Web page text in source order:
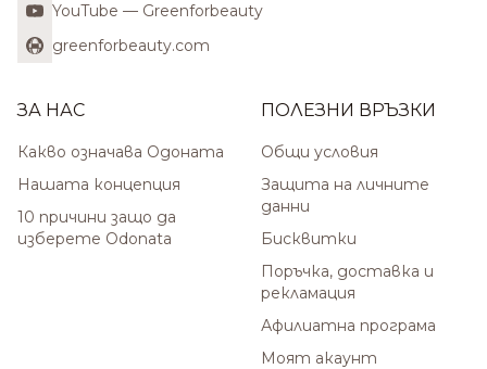
YouTube — Greenforbeauty
greenforbeauty.com
ЗА НАС
Какво означава Одоната
Нашата концепция
10 причини защо да
изберете Odonata
ПОЛЕЗНИ ВРЪЗКИ
Общи условия
Защита на личните
данни
Бисквитки
Поръчка, доставка и
рекламация
Афилиатна програма
Моят акаунт